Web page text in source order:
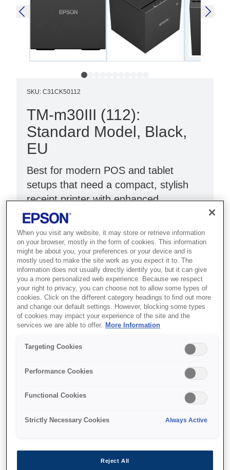
SKU: C31CK50112
TM-m30III (112):
Standard Model, Black,
EU
Best for modern POS and tablet
setups that need a compact, stylish
receipt printer with enhanced
connectivity.
Compact and stylish
Modern and feature rich
Improved connectivity
Stylish, all-new design
When you visit any website, it may store or retrieve information
on your browser, mostly in the form of cookies. This information
might be about you, your preferences or your device and is
mostly used to make the site work as you expect it to. The
information does not usually directly identify you, but it can give
you a more personalized web experience. Because we respect
your right to privacy, you can choose not to allow some types of
cookies. Click on the different category headings to find out more
and change our default settings. However, blocking some types
of cookies may impact your experience of the site and the
services we are able to offer.
More Information
Targeting Cookies
Performance Cookies
Functional Cookies
Strictly Necessary Cookies Always Active
Reject All